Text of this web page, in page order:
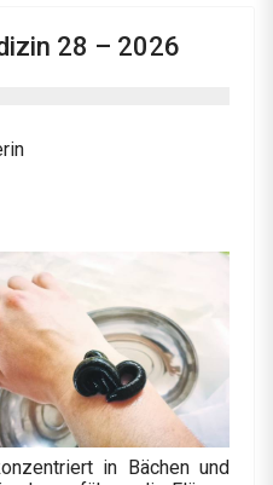
28 – 2026
in Bächen und